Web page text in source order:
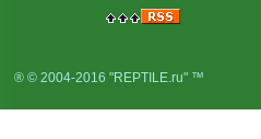
® © 2004-2016 "REPTILE.ru" ™